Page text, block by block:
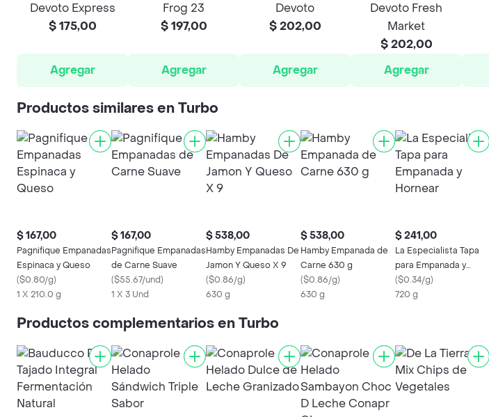
Devoto Express
$ 175,00
Agregar
Frog 23
$ 197,00
Agregar
Devoto
$ 202,00
Agregar
Devoto Fresh
Market
$ 202,00
Agregar
Productos similares en Turbo
$ 167,00
Pagnifique Empanadas
Espinaca y Queso
($0.80/g)
1 X 210.0 g
$ 167,00
Pagnifique Empanadas
de Carne Suave
($55.67/und)
1 X 3 Und
$ 538,00
Hamby Empanadas De
Jamon Y Queso X 9
($0.86/g)
630 g
$ 538,00
Hamby Empanada de
Carne 630 g
($0.86/g)
630 g
$ 241,00
La Especialista Tapa
para Empanada y
Hornear
($0.34/g)
720 g
Productos complementarios en Turbo